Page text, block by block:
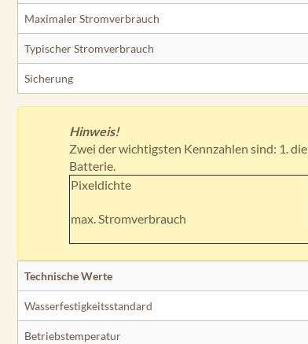
Maximaler Stromverbrauch
Typischer Stromverbrauch
Sicherung
Hinweis!
Zwei der wichtigsten Kennzahlen sind: 1. die
Batterie.
Pixeldichte
max. Stromverbrauch
Technische Werte
Wasserfestigkeitsstandard
Betriebstemperatur